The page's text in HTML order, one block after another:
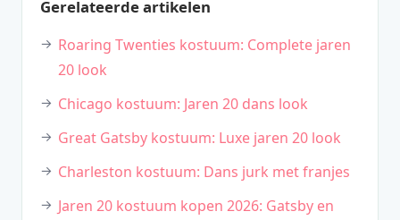
Gerelateerde artikelen
Roaring Twenties kostuum: Complete jaren
20 look
Chicago kostuum: Jaren 20 dans look
Great Gatsby kostuum: Luxe jaren 20 look
Charleston kostuum: Dans jurk met franjes
Jaren 20 kostuum kopen 2026: Gatsby en